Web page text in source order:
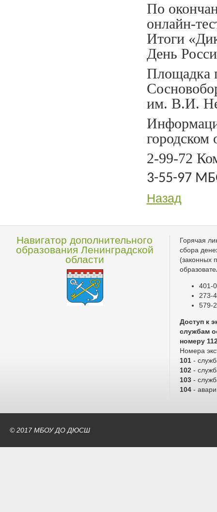
По
онлайн-
Итоги
День
Площадка
им. В.И.
городском
2-99-72
3-55-97
Назад
Навигатор дополнительного
образования Ленинградской
области
Горячая
сбора
(законных
401-
273-
579-
Доступ к
службам
номеру
Номера
101-
102-
103-
104-
© 2017 МБОУ ДО ДЮСШ